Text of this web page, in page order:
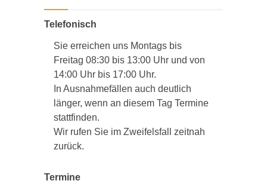
Telefonisch
Sie erreichen uns Montags bis
Freitag 08:30 bis 13:00 Uhr und von
14:00 Uhr bis 17:00 Uhr.
In Ausnahmefällen auch deutlich
länger, wenn an diesem Tag Termine
stattfinden.
Wir rufen Sie im Zweifelsfall zeitnah
zurück.
Termine